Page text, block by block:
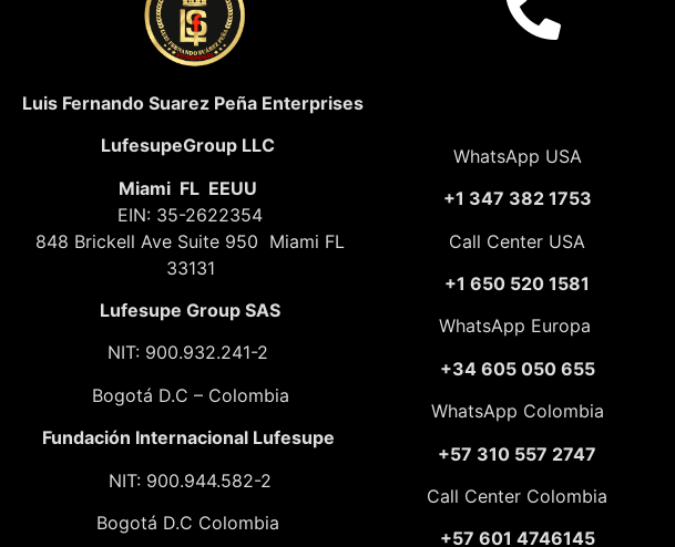
Luis Fernando Suarez Peña Enterprises
LufesupeGroup LLC
Miami FL EEUU
EIN: 35-2622354
848 Brickell Ave Suite 950 Miami FL
33131
Lufesupe Group SAS
NIT: 900.932.241-2
Bogotá D.C – Colombia
Fundación Internacional Lufesupe
NIT: 900.944.582-2
Bogotá D.C Colombia
WhatsApp USA
+1 347 382 1753
Call Center USA
+1 650 520 1581
WhatsApp Europa
+34 605 050 655
WhatsApp Colombia
+57 310 557 2747
Call Center Colombia
+57 601 4746145